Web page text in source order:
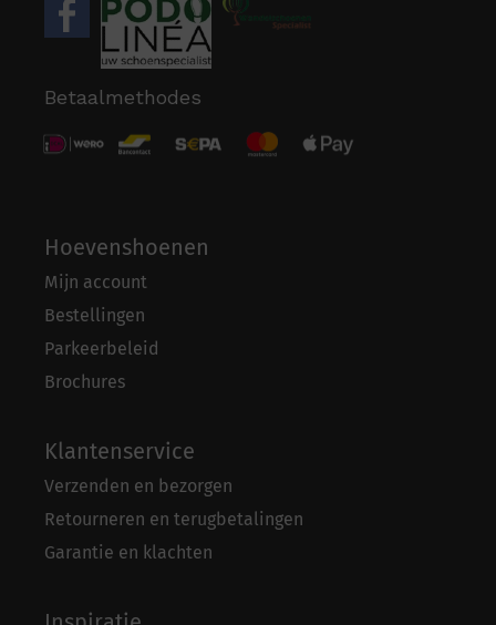
Betaalmethodes
Hoevenshoenen
Mijn account
Bestellingen
Parkeerbeleid
Brochures
Klantenservice
Verzenden en bezorgen
Retourneren en terugbetalingen
Garantie en klachten